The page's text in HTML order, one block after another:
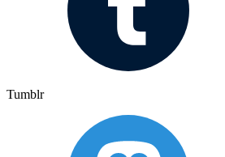
Tumblr